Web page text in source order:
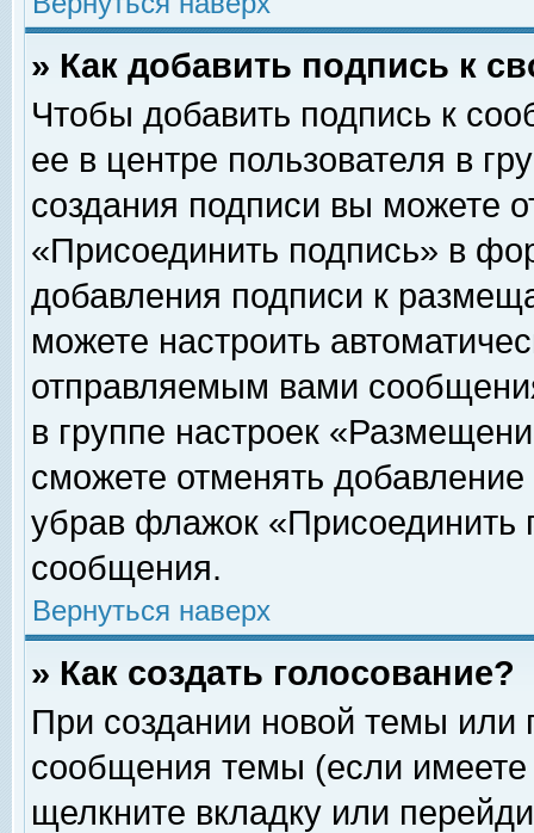
» Как добавить подпись к
Чтобы добавить подпись к
ее в центре пользователя в
создания подписи вы можете
«Присоединить подпись» в
добавления подписи к
можете настроить
отправляемым вами
в группе настроек
сможете отменять
убрав флажок «Присоединить
сообщения.
Вернуться наверх
» Как создать голосование?
При создании новой темы или
сообщения темы (если
щелкните вкладку или